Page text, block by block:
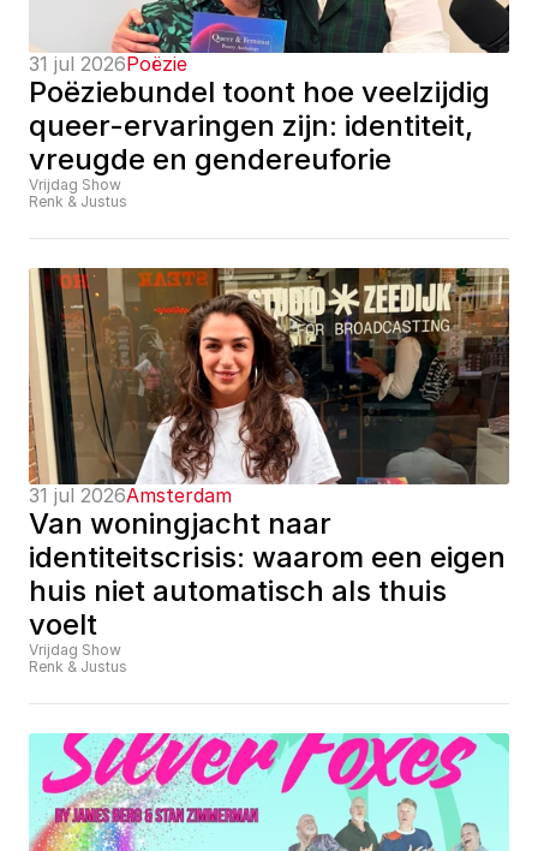
31 jul 2026Poëzie
Poëziebundel toont hoe veelzijdig
queer-ervaringen zijn: identiteit,
vreugde en gendereuforie
Vrijdag Show
Renk & Justus
31 jul 2026Amsterdam
Van woningjacht naar
identiteitscrisis: waarom een eigen
huis niet automatisch als thuis
voelt
Vrijdag Show
Renk & Justus